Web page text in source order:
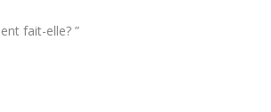
fait-elle? ”